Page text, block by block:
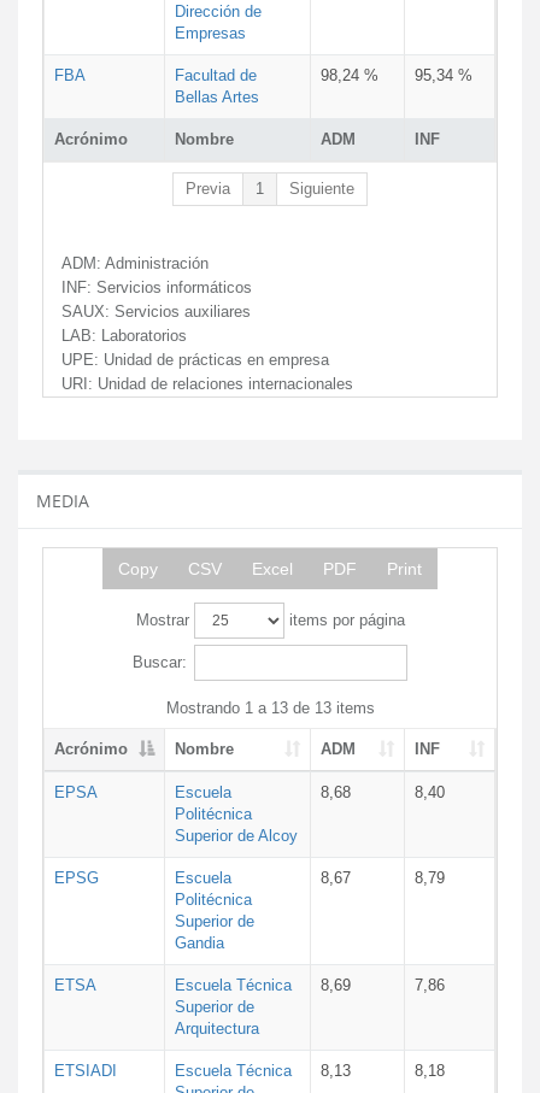
Acrónimo Nombre ADM INF
Dirección de
Empresas
FBA
Facultad de
Bellas Artes
98,24 % 95,34 %
Previa 1 Siguiente
ADM: Administración
INF: Servicios informáticos
SAUX: Servicios auxiliares
LAB: Laboratorios
UPE: Unidad de prácticas en empresa
URI: Unidad de relaciones internacionales
MEDIA
Copy CSV Excel PDF Print
Mostrar items por página
Buscar:
Mostrando 1 a 13 de 13 items
Acrónimo Nombre ADM INF
EPSA
Escuela
Politécnica
Superior de Alcoy
8,68 8,40
EPSG
Escuela
Politécnica
Superior de
Gandia
8,67 8,79
ETSA
Escuela Técnica
Superior de
Arquitectura
8,69 7,86
ETSIADI
Escuela Técnica
8,13 8,18